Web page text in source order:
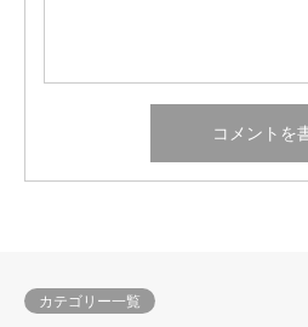
カテゴリー一覧